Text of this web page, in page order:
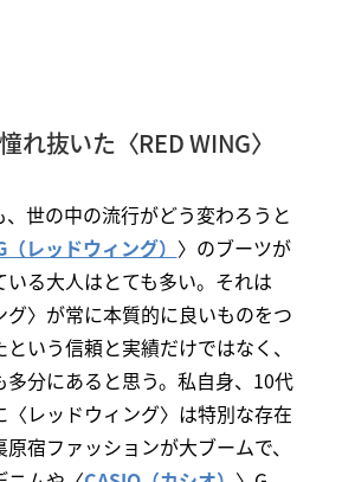
れ抜いた〈RED WING〉
世の中の流行がどう変わろうと
レッドウィング） 〉のブーツが
る大人はとても多い。それは
グ〉が常に本質的に良いものをつ
いう信頼と実績だけではなく、
多分にあると思う。私自身、10代
〈レッドウィング〉は特別な存在
宿ファッションが大ブームで、